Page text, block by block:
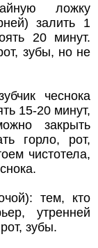
ложку
залить 1
20 минут.
зубы, но не
чеснока
15-20 минут,
закрыть
горло, рот,
чистотела,
тем, кто
утренней
зубы.